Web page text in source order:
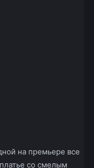
на премьере все
со смелым